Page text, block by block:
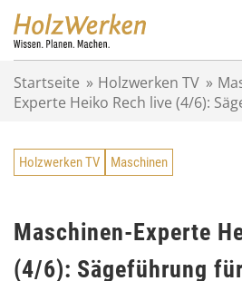
Startseite » Holzwerken TV »
Experte Heiko Rech live (4/6):
Holzwerken TV Maschinen
Maschinen-Experte
(4/6): Sägeführung